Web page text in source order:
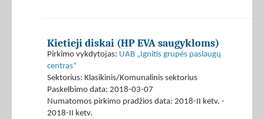
Kietieji diskai (HP EVA saugykloms)
Pirkimo vykdytojas: UAB „Ignitis grupės paslaugų
centras“
Sektorius: Klasikinis/Komunalinis sektorius
Paskelbimo data: 2018-03-07
Numatomos pirkimo pradžios data: 2018-II ketv. -
2018-II ketv.